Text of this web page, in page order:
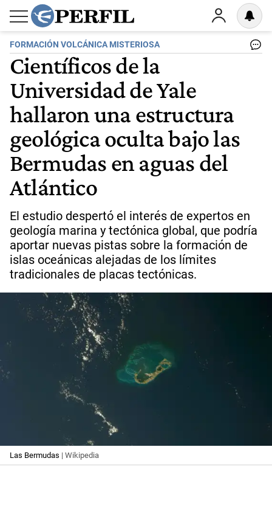
FORMACIÓN VOLCÁNICA MISTERIOSA
Científicos de la
Universidad de Yale
hallaron una estructura
geológica oculta bajo las
Bermudas en aguas del
Atlántico
El estudio despertó el interés de expertos en
geología marina y tectónica global, que podría
aportar nuevas pistas sobre la formación de
islas oceánicas alejadas de los límites
tradicionales de placas tectónicas.
Las Bermudas | Wikipedia